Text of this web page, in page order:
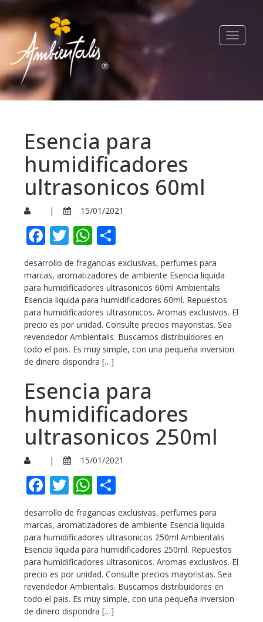
Toggle
Esencia para
humidificadores
ultrasonicos 60ml
| 15/01/2021
Facebook
TwitterWhatsApp
desarrollo de fragancias exclusivas, perfumes para
marcas, aromatizadores de ambiente Esencia liquida
para humidificadores ultrasonicos 60ml Ambientalis
Esencia liquida para humidificadores 60ml. Repuestos
para humidificadores ultrasonicos. Aromas exclusivos. El
precio es por unidad. Consulte precios mayoristas. Sea
revendedor Ambientalis. Buscamos distribuidores en
todo el pais. Es muy simple, con una pequeña inversion
de dinero dispondra […]
Esencia para
humidificadores
ultrasonicos 250ml
| 15/01/2021
Facebook
TwitterWhatsApp
desarrollo de fragancias exclusivas, perfumes para
marcas, aromatizadores de ambiente Esencia liquida
para humidificadores ultrasonicos 250ml Ambientalis
Esencia liquida para humidificadores 250ml. Repuestos
para humidificadores ultrasonicos. Aromas exclusivos. El
precio es por unidad. Consulte precios mayoristas. Sea
revendedor Ambientalis. Buscamos distribuidores en
todo el pais. Es muy simple, con una pequeña inversion
de dinero dispondra […]